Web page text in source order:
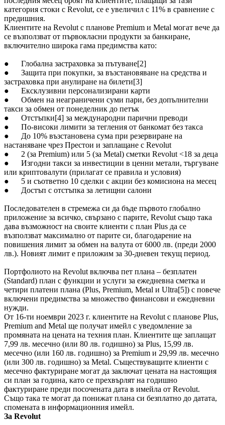
категория стоки с Revolut, се е увеличил с 11% в сравнение с
предишния.
Клиентите на Revolut с планове Premium и Metal могат вече да
се възползват от първокласни продукти за банкиране,
включително широка гама предимства като:
● Глобална застраховка за пътуване[2]
● Защита при покупки, за възстановяване на средства и
застраховка при анулиране на билети[3]
● Ексклузивни персонализирани карти
● Обмен на неаграничени суми пари, без допълнителни
такси за обмен от понеделник до петък
● Отстъпки[4] за международни парични преводи
● По-високи лимити за тегления от банкомат без такса
● До 10% възстановена сума при резервиране на
настаняване чрез Престои и заплащане с Revolut
● 2 (за Premium) или 5 (за Metal) сметки Revolut <18 за деца
● Изгодни такси за инвестиции в ценни метали, търгуване
или криптовалути (прилагат се правила и условия)
● 5 и съответно 10 сделки с акции без комисиона на месец
● Достъп с отстъпка за летищни салони
Последователен в стремежа си да бъде първото глобално
приложение за всичко, свързано с парите, Revolut също така
дава възможност на своите клиенти с план Plus да се
възползват максимално от парите си, благодарение на
повишения лимит за обмен на валута от 6000 лв. (преди 2000
лв.). Новият лимит е приложим за 30-дневен текущ период.
Портфолиото на Revolut включва пет плана – безплатен
(Standard) план с функции и услуги за ежедневна сметка и
четири платени плана (Plus, Premium, Metal и Ultra[5]) с повече
включени предимства за множество финансови и ежедневни
нужди.
От 16-ти ноември 2023 г. клиентите на Revolut с планове Plus,
Premium and Metal ще получат имейл с уведомление за
промяната на цената на техния план. Клиентите ще заплащат
7,99 лв. месечно (или 80 лв. годишно) за Plus, 15,99 лв.
месечно (или 160 лв. годишно) за Premium и 29,99 лв. месечно
(или 300 лв. годишно) за Metal. Съществуващите клиенти с
месечно фактуриране могат да заключат цената на настоящия
си план за година, като се прехвърлят на годишно
фактуриране преди посочената дата в имейла от Revolut.
Също така те могат да понижат плана си безплатно до датата,
спомената в информационния имейл.
За Revolut